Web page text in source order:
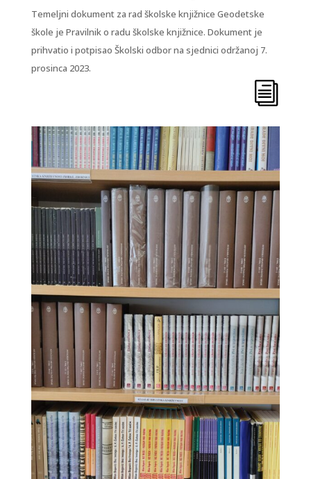
Temeljni dokument za rad školske knjižnice Geodetske
škole je Pravilnik o radu školske knjižnice. Dokument je
prihvatio i potpisao Školski odbor na sjednici održanoj 7.
prosinca 2023.
i